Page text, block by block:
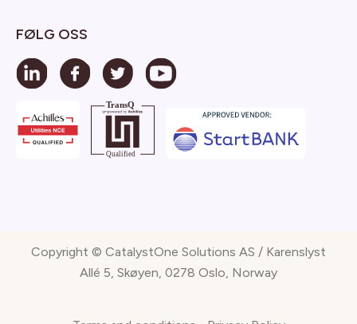
FØLG OSS
Copyright © CatalystOne Solutions AS / Karenslyst
Allé 5, Skøyen, 0278 Oslo, Norway